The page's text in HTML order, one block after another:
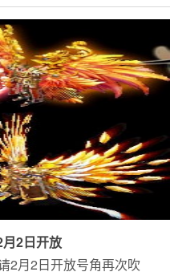
2日开放
2月2日开放号角再次吹